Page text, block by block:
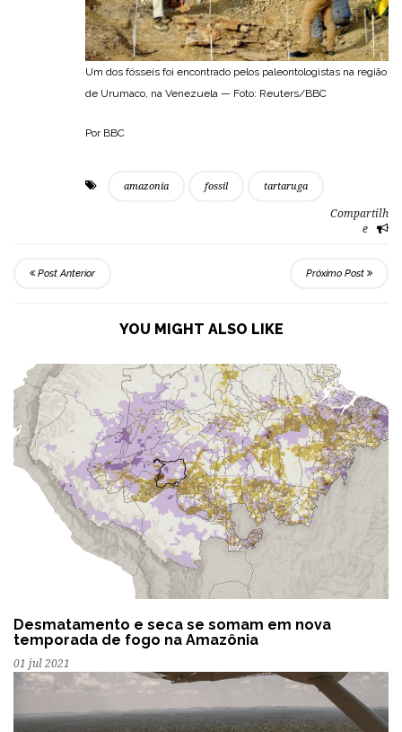
Um dos fósseis foi encontrado pelos paleontologistas na região
de Urumaco, na Venezuela — Foto: Reuters/BBC
Por BBC
amazonia fossil tartaruga
Compartilh
e
Post Anterior Próximo Post
YOU MIGHT ALSO LIKE
Desmatamento e seca se somam em nova
temporada de fogo na Amazônia
01 jul 2021